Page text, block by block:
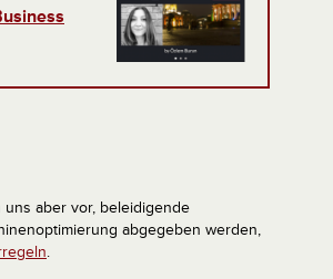
aber vor, beleidigende
abgegeben werden,
.